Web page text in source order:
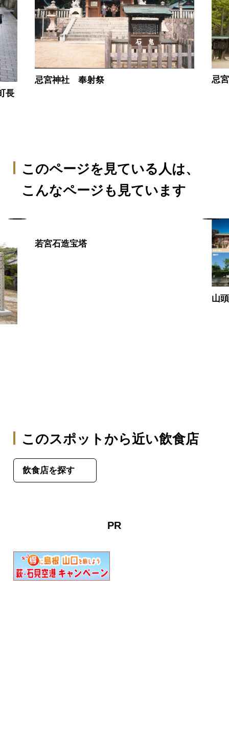
長
忌宮神社 奉射祭 忌
このページを見ている人は、
こんなページも見ています
若宮石造宝塔
山
このスポットから近い飲食店
飲食店を探す
PR